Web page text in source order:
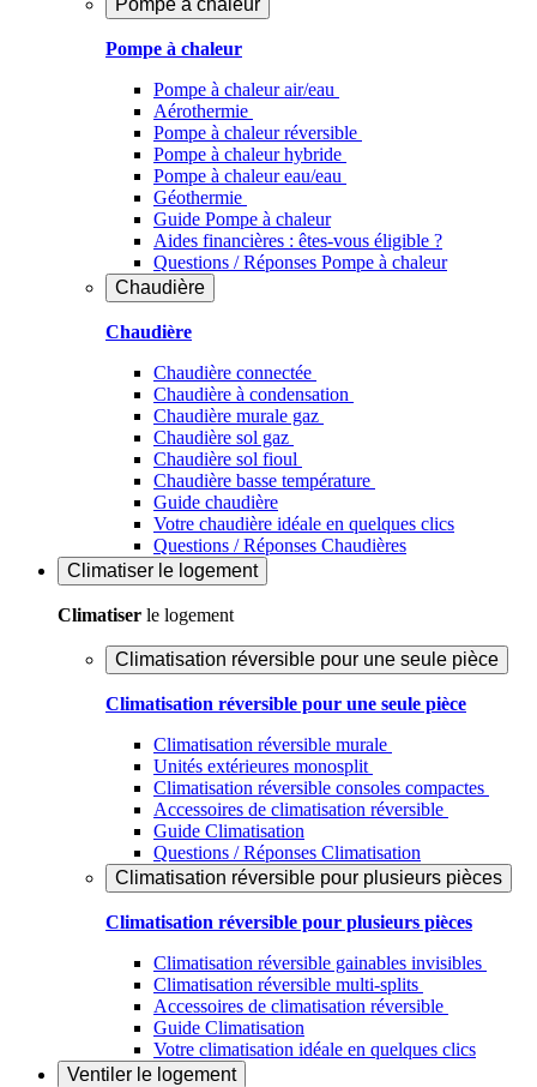
Pompe à chaleur
Pompe à chaleur
Pompe à chaleur air/eau
Aérothermie
Pompe à chaleur réversible
Pompe à chaleur hybride
Pompe à chaleur​ eau/eau
Géothermie
Guide Pompe à chaleur
Aides financières : êtes-vous éligible ?
Questions / Réponses Pompe à chaleur
Chaudière
Chaudière
Chaudière connectée
Chaudière à condensation
Chaudière murale gaz
Chaudière sol gaz
Chaudière sol fioul
Chaudière basse température
Guide chaudière
Votre chaudière idéale en quelques clics
Questions / Réponses Chaudières
Climatiser le logement
Climatiser le logement
Climatisation réversible pour une seule pièce
Climatisation réversible pour une seule pièce
Climatisation réversible murale
Unités extérieures monosplit
Climatisation réversible consoles compactes
Accessoires de climatisation réversible
Guide Climatisation
Questions / Réponses Climatisation
Climatisation réversible pour plusieurs pièces
Climatisation réversible pour plusieurs pièces
Climatisation réversible gainables invisibles
Climatisation réversible multi-splits
Accessoires de climatisation réversible
Guide Climatisation
Votre climatisation idéale en quelques clics
Ventiler le logement